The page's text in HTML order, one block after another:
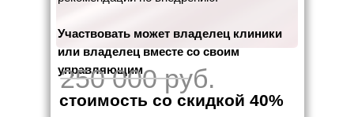
Участвовать может владелец клиники
или владелец вместе со своим
управляющим
250 000 руб.
стоимость со скидкой 40%